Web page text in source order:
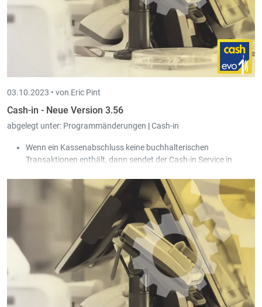
03.10.2023 • von Eric Pint
Cash-in - Neue Version 3.56
abgelegt unter: Programmänderungen |Cash-in
Wenn ein Kassenabschluss keine buchhalterischen
Transaktionen enthält, dann sendet der Cash-in Service in
Die Funktionen "Manuelle Geldbewegungen" und "Manuelle
Differenzen" sind jetzt auch verfügbar, wenn die Kontrolle
bereits verbucht ist.
Für das Scripting auf Ebene der Kassenfunktionen gibt es jetzt
Beispiele. Einfach auf denBeispiel Button neben dem
Eingabefeld klicken.